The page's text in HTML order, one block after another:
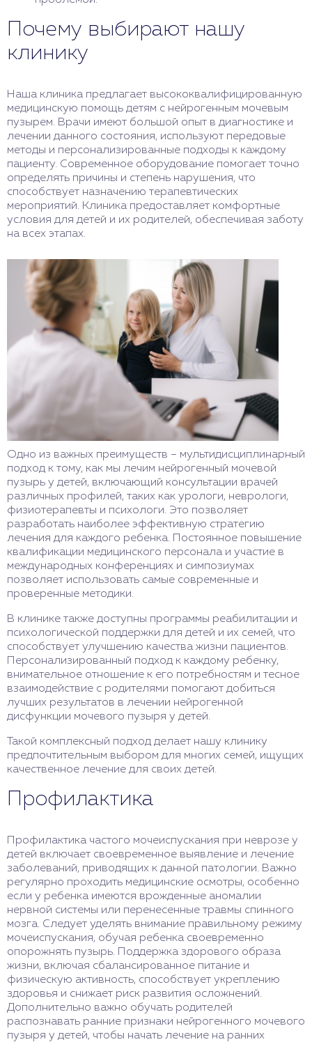
Почему выбирают нашу
клинику
Наша клиника предлагает высококвалифицированную
медицинскую помощь детям с нейрогенным мочевым
пузырем. Врачи имеют большой опыт в диагностике и
лечении данного состояния, используют передовые
методы и персонализированные подходы к каждому
пациенту. Современное оборудование помогает точно
определять причины и степень нарушения, что
способствует назначению терапевтических
мероприятий. Клиника предоставляет комфортные
условия для детей и их родителей, обеспечивая заботу
на всех этапах.
Одно из важных преимуществ – мультидисциплинарный
подход к тому, как мы лечим нейрогенный мочевой
пузырь у детей, включающий консультации врачей
различных профилей, таких как урологи, неврологи,
физиотерапевты и психологи. Это позволяет
разработать наиболее эффективную стратегию
лечения для каждого ребенка. Постоянное повышение
квалификации медицинского персонала и участие в
международных конференциях и симпозиумах
позволяет использовать самые современные и
проверенные методики.
В клинике также доступны программы реабилитации и
психологической поддержки для детей и их семей, что
способствует улучшению качества жизни пациентов.
Персонализированный подход к каждому ребенку,
внимательное отношение к его потребностям и тесное
взаимодействие с родителями помогают добиться
лучших результатов в лечении нейрогенной
дисфункции мочевого пузыря у детей.
Такой комплексный подход делает нашу клинику
предпочтительным выбором для многих семей, ищущих
качественное лечение для своих детей.
Профилактика
Профилактика частого мочеиспускания при неврозе у
детей включает своевременное выявление и лечение
заболеваний, приводящих к данной патологии. Важно
регулярно проходить медицинские осмотры, особенно
если у ребенка имеются врожденные аномалии
нервной системы или перенесенные травмы спинного
мозга. Следует уделять внимание правильному режиму
мочеиспускания, обучая ребенка своевременно
опорожнять пузырь. Поддержка здорового образа
жизни, включая сбалансированное питание и
физическую активность, способствует укреплению
здоровья и снижает риск развития осложнений.
Дополнительно важно обучать родителей
распознавать ранние признаки нейрогенного мочевого
пузыря у детей, чтобы начать лечение на ранних